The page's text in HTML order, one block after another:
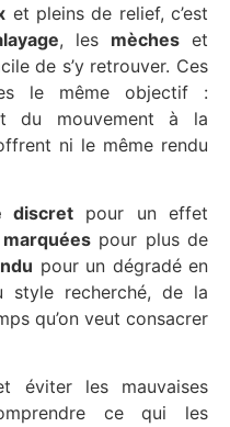
et pleins de relief, c’est
, les mèches et
de s’y retrouver. Ces
le même objectif :
du mouvement à la
ni le même rendu
discret pour un effet
pour plus de
pour un dégradé en
style recherché, de la
qu’on veut consacrer
éviter les mauvaises
ce qui les